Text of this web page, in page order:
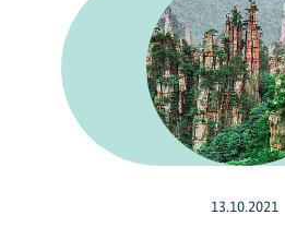
13.10.2021